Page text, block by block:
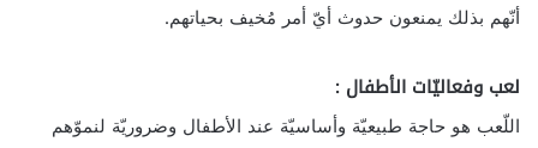
أنّهم بذلك يمنعون حدوث أيّ أمر مُخيف بحياتهم.
لعب وفعاليّات الأطفال :
اللّعب هو حاجة طبيعيّة وأساسيّة عند الأطفال وضروريّة لنموّهم